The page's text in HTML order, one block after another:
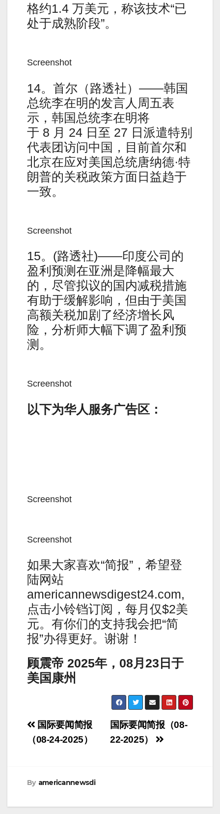
格约1.4 万美元，称该技术“已
处于成熟阶段”。
Screenshot
14。首尔（路透社）——韩国
总统李在明的发言人周五表
示，韩国总统李在明将
于 8 月 24 日至 27 日派遣特别
代表团访问中国，目前首尔和
北京在应对美国总统唐纳德·特
朗普的关税政策方面日益趋于
一致。
Screenshot
15。(路透社)——印度公司的
盈利预测在亚洲是降幅最大
的，尽管拟议的国内减税措施
有助于缓解影响，但由于美国
高额关税加剧了经济增长风
险，分析师大幅下调了盈利预
测。
Screenshot
以下为华人服务广告区：
Screenshot
Screenshot
如果大家喜欢“简报”，希望登
陆网站
americannewsdigest24.com,
点击小铃铛订阅，每月仅$2美
元。有你们的支持我会把“简
报”办得更好。谢谢！
顾震帝 2025年， 08月 23 日于
美国康州
Post
navigation
国际要闻简报（08-
22-2025）
国际要闻简报
（08-24-2025）
By americannewsdi